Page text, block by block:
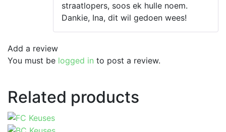
straatlopers, soos ek hulle noem.
Dankie, Ina, dit wil gedoen wees!
Add a review
You must be logged in to post a review.
Related products